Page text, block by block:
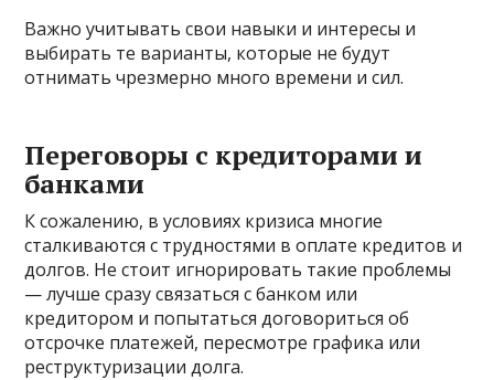
Важно учитывать свои навыки и интересы и
выбирать те варианты, которые не будут
отнимать чрезмерно много времени и сил.
Переговоры с кредиторами и
банками
К сожалению, в условиях кризиса многие
сталкиваются с трудностями в оплате кредитов и
долгов. Не стоит игнорировать такие проблемы
— лучше сразу связаться с банком или
кредитором и попытаться договориться об
отсрочке платежей, пересмотре графика или
реструктуризации долга.